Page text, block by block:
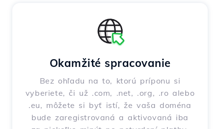
Okamžité spracovanie
Bez ohľadu na to, ktorú príponu si
vyberiete, či už .com, .net, .org, .ro alebo
.eu, môžete si byť istí, že vaša doména
bude zaregistrovaná a aktivovaná iba